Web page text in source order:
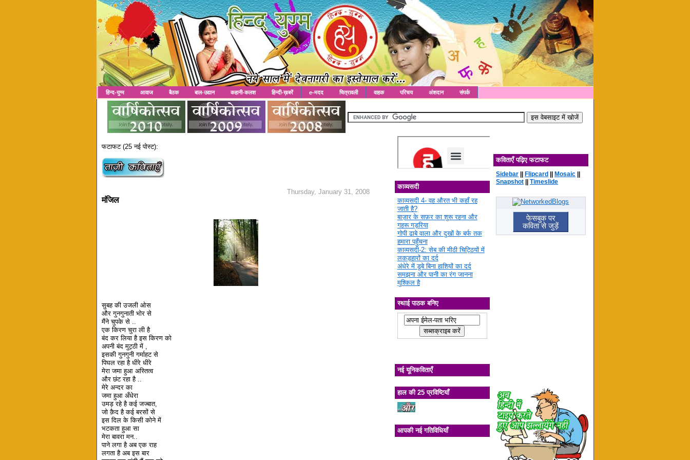
हिन्द-युग्म आवाज बैठक बाल-उद्यान कहानी-कलश हिन्दी-ख़बरें e-मदद चित्रावली वाहक परिचय अंशदान संपर्क
फटाफट (25 नई पोस्ट):
Thursday, January 31, 2008
मंजिल
सुबह की उजली ओस
और गुनगुनाती भोर से
मैंने चुपके से ..
एक किरण चुरा ली है
बंद कर लिया है इस किरण को
अपनी बंद मुट्ठी में ,
इसकी गुनगुनी गर्माहट से
पिघल रहा है धीरे धीरे
मेरा जमा हुआ अस्तित्व
और छंट रहा है ..
मेरे अन्दर का
जमा हुआ अँधेरा
उमड़ रहे है कई जज्बात,
जो क़ैद है कई बरसों से
इस दिल के किसी कोने में
भटकता हुआ सा
मेरा बावरा मन..
पाने लगा है अब एक राह
लगता है अब इस बार
काव्यसदी
काव्यसदी 4- वह औरत भी कहाँ रह
जाती है?
बाज़ार के सफ़र का शुरू रहना और
गहरू गड़रिया
गोपी ढाबे वाला और दुखों के बर्फ तक
हमारा पहुँचना
काव्यसदी-2: सेब की मीठी चिट्ठियों में
लकड़हारों का दर्द
अंधेरे में डूबे बिना हाशियों का दर्द
समझना और पानी का रंग जानना
मुश्किल है
स्थाई पाठक बनिए
नई यूनिकविताएँ
हाल की 25 प्रविष्टियाँ
आपकी नई गतिविधियाँ
कविताएँ पढ़िए फटाफट
Sidebar ||Flipcard ||Mosaic ||
Snapshot ||Timeslide
फेसबुक पर
कविता से जुड़ें